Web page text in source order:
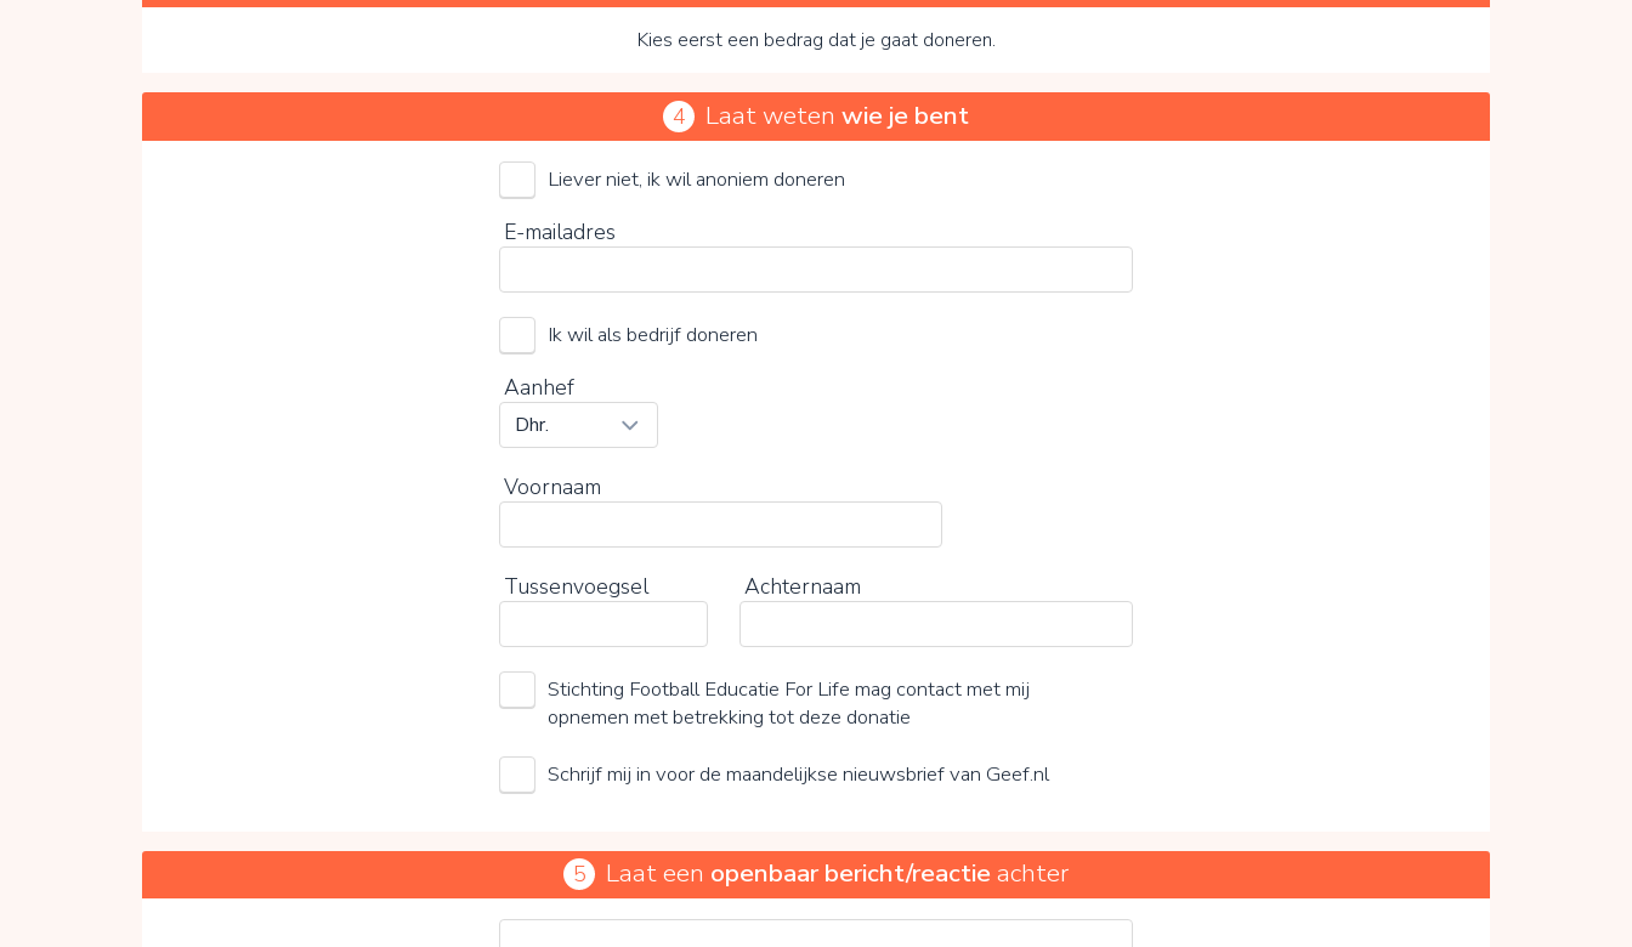
Kies eerst een bedrag dat je gaat doneren.
Stichting Football Educatie For Life
Kies je vrijwillige bijdrage
0% 20%
4 Laat weten wie je bent
Liever niet, ik wil anoniem doneren
E-mailadres
Ik wil als bedrijf doneren
Aanhef
Voornaam
Tussenvoegsel Achternaam
Stichting Football Educatie For Life mag contact met mij
opnemen met betrekking tot deze donatie
Schrijf mij in voor de maandelijkse nieuwsbrief van Geef.nl
5 Laat een openbaar bericht/reactie achter